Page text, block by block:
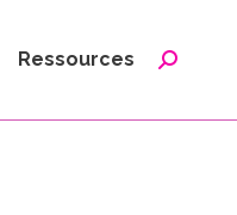
Ressources